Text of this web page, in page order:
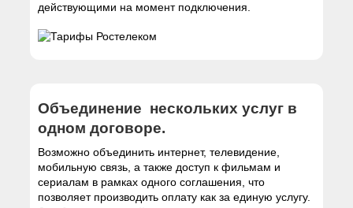
действующими на момент подключения.
Объединение нескольких услуг в
одном договоре.
Возможно объединить интернет, телевидение,
мобильную связь, а также доступ к фильмам и
сериалам в рамках одного соглашения, что
позволяет производить оплату как за единую услугу.